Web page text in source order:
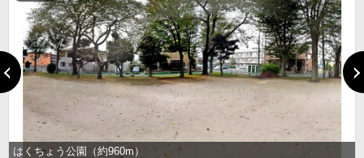
はくちょう公園（約960m）